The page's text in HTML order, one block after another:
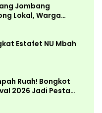
Jombang
Lokal, Warga
Mocaf
Estafet NU Mbah
Ruah! Bongkot
2026 Jadi Pesta
di Peterongan